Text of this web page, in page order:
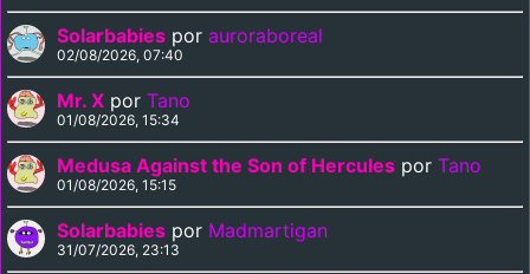
Solarbabies por auroraboreal
02/08/2026, 07:40
Mr. X por Tano
01/08/2026, 15:34
Medusa Against the Son of Hercules por Tano
01/08/2026, 15:15
Solarbabies por Madmartigan
31/07/2026, 23:13